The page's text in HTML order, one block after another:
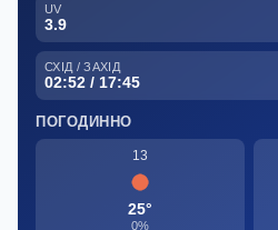
UV
3.9
СХІД / ЗАХІД
02:52 / 17:45
ПОГОДИННО
13
25°
0%